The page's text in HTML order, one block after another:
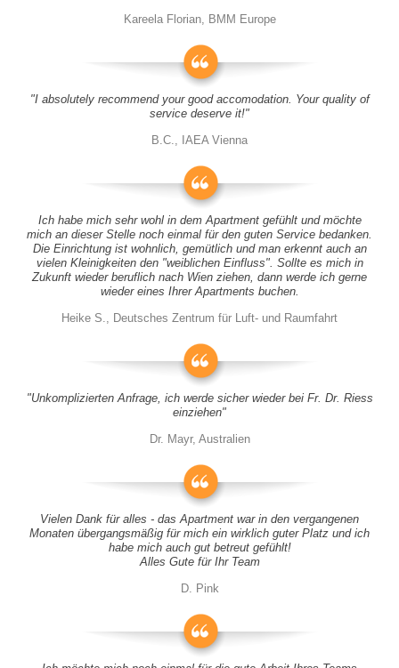
Kareela Florian, BMM Europe
"I absolutely recommend your good accomodation. Your quality of
service deserve it!"
B.C., IAEA Vienna
Ich habe mich sehr wohl in dem Apartment gefühlt und möchte
mich an dieser Stelle noch einmal für den guten Service bedanken.
Die Einrichtung ist wohnlich, gemütlich und man erkennt auch an
vielen Kleinigkeiten den "weiblichen Einfluss". Sollte es mich in
Zukunft wieder beruflich nach Wien ziehen, dann werde ich gerne
wieder eines Ihrer Apartments buchen.
Heike S., Deutsches Zentrum für Luft- und Raumfahrt
"Unkomplizierten Anfrage, ich werde sicher wieder bei Fr. Dr. Riess
einziehen"
Dr. Mayr, Australien
Vielen Dank für alles - das Apartment war in den vergangenen
Monaten übergangsmäßig für mich ein wirklich guter Platz und ich
habe mich auch gut betreut gefühlt!
Alles Gute für Ihr Team
D. Pink